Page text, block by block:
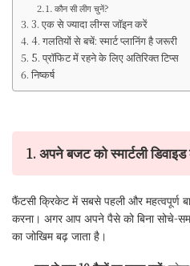
कौन सी लीग चुनें?
3. एक से ज्यादा लीग्स जॉइन करें
4. गलतियों से बचें: स्मार्ट प्लानिंग है जरूरी
5. प्रॉफिट में रहने के लिए अतिरिक्त टिप्स
निष्कर्ष
1. अपने बजट को स्मार्टली
फैंटसी क्रिकेट में सबसे पहली और महत्वपूर्ण
करना। अगर आप अपने पैसे को बिना सोचे-
का जोखिम बढ़ जाता है।